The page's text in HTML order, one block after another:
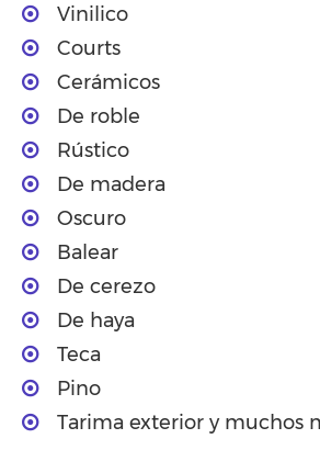
Vinilico
Courts
Cerámicos
De roble
Rústico
De madera
Oscuro
Balear
De cerezo
De haya
Teca
Pino
Tarima exterior y muchos